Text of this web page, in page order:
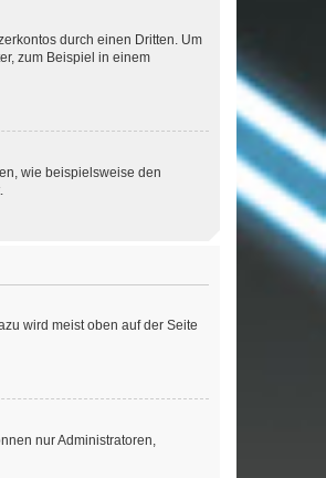
durch einen Dritten. Um
zum Beispiel in einem
wie beispielsweise den
wird meist oben auf der Seite
nur Administratoren,